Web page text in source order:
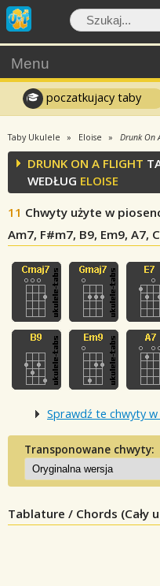
Menu
poczatkujacy taby
Taby Ukulele Eloise Drunk On
DRUNK ON A FLIGHT
WEDŁUG ELOISE
11 Chwyty użyte w
Am7, F#m7, B9, Em9, A7,
Sprawdź te chwyty
Transponowane chwyty:
Tablature / Chords (Cały